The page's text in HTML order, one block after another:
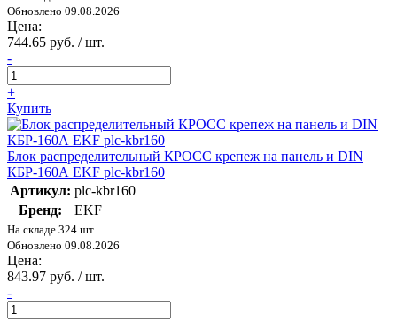
Обновлено 09.08.2026
Цена:
744.65 руб. / шт.
-
+
Купить
Блок распределительный КРОСС крепеж на панель и DIN
КБР-160А EKF plc-kbr160
Артикул: plc-kbr160
Бренд:
EKF
На складе 324 шт.
Обновлено 09.08.2026
Цена:
843.97 руб. / шт.
-